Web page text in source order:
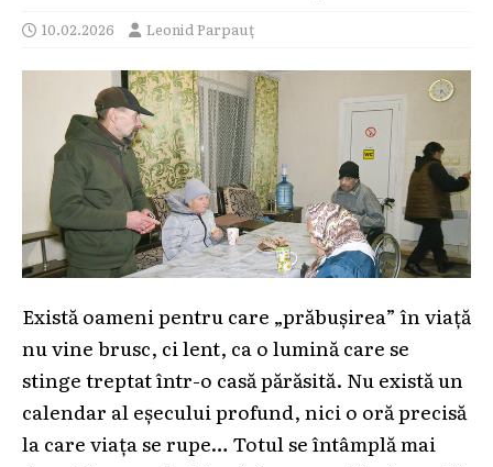
10.02.2026 Leonid Parpauț
Există oameni pentru care „prăbușirea” în viață
nu vine brusc, ci lent, ca o lumină care se
stinge treptat într-o casă părăsită. Nu există un
calendar al eșecului profund, nici o oră precisă
la care viața se rupe… Totul se întâmplă mai